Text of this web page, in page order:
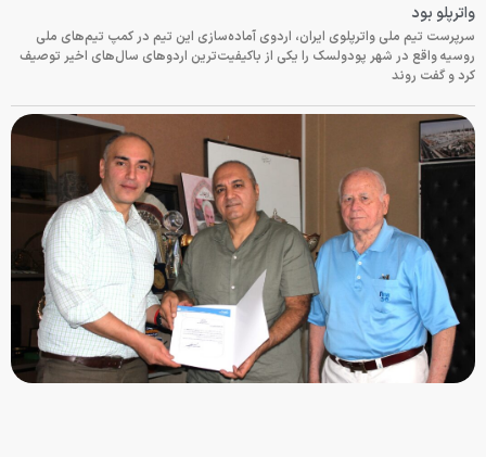
واترپلو بود
سرپرست تیم ملی واترپلوی ایران، اردوی آماده‌سازی این تیم در کمپ تیم‌های ملی
روسیه واقع در شهر پودولسک را یکی از باکیفیت‌ترین اردوهای سال‌های اخیر توصیف
کرد و گفت روند